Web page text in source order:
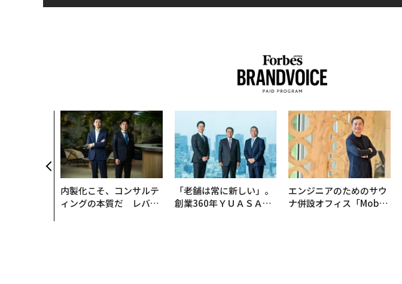
内製化こそ、コンサルテ
ィングの本質だ レバレ
「老舗は常に新しい」。
創業360年ＹＵＡＳＡと
エンジニアのためのサウ
ナ併設オフィス「Mobiu